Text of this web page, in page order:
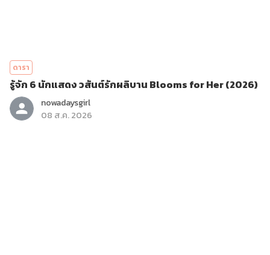
ดารา
รู้จัก 6 นักแสดง วสันต์รักผลิบาน Blooms for Her (2026)
nowadaysgirl
08 ส.ค. 2026